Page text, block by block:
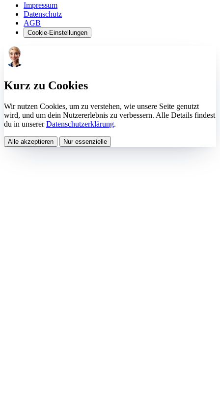
Impressum
Datenschutz
AGB
Cookie-Einstellungen
Kurz zu Cookies
Wir nutzen Cookies, um zu verstehen, wie unsere Seite genutzt
wird, und um dein Nutzererlebnis zu verbessern. Alle Details findest
du in unsererDatenschutzerklärung.
Alle akzeptieren Nur essenzielle